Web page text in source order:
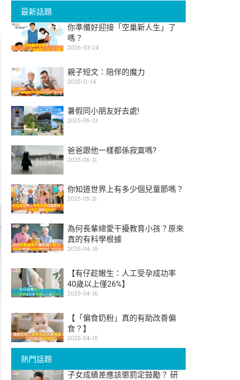
最新話題
你準備好迎接「空巢新人生」了
嗎？
2026-03-24
親子短文：陪伴的魔力
2025-11-14
暑假同小朋友好去處!
2025-06-21
爸爸跟他一樣都係寂寞嗎?
2025-06-11
你知道世界上有多少個兒童節嗎？
2025-05-31
為何長輩總愛干擾教育小孩？原來
真的有科學根據
2025-04-16
【有仔趁嫩生：人工受孕成功率
40歲以上僅26%】
2025-04-16
【「偏食奶粉」真的有助改善偏
食？】
2025-04-15
熱門話題
子女成績差應該懲罰定鼓勵？ 研